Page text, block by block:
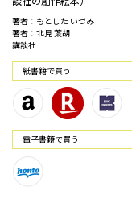
著者：もとした いづみ
著者：北見 葉胡
講談社
紙書籍で買う
電⼦書籍で買う